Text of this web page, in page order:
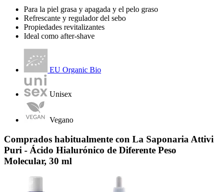
Para la piel grasa y apagada y el pelo graso
Refrescante y regulador del sebo
Propiedades revitalizantes
Ideal como after-shave
EU Organic Bio
Unisex
Vegano
Comprados habitualmente con La Saponaria Attivi
Puri - Ácido Hialurónico de Diferente Peso
Molecular, 30 ml